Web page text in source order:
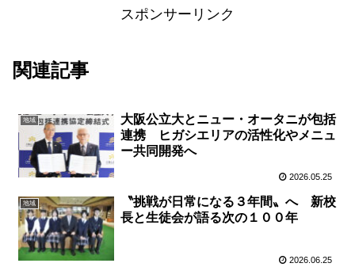
スポンサーリンク
関連記事
地域
大阪公立大とニュー・オータニが包括
連携 ヒガシエリアの活性化やメニュ
ー共同開発へ
2026.05.25
地域
〝挑戦が日常になる３年間〟へ 新校
長と生徒会が語る次の１００年
2026.06.25